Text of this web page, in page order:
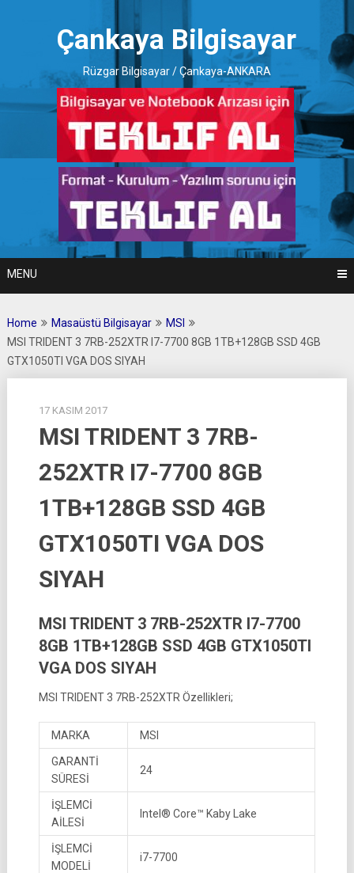
Çankaya Bilgisayar
Rüzgar Bilgisayar / Çankaya-ANKARA
MENU
Home Masaüstü Bilgisayar
MSI
MSI TRIDENT 3 7RB-252XTR I7-7700 8GB 1TB+128GB SSD 4GB
GTX1050TI VGA DOS SIYAH
17 KASIM 2017
MSI TRIDENT 3 7RB-
252XTR I7-7700 8GB
1TB+128GB SSD 4GB
GTX1050TI VGA DOS
SIYAH
MSI TRIDENT 3 7RB-252XTR I7-7700
8GB 1TB+128GB SSD 4GB GTX1050TI
VGA DOS SIYAH
MSI TRIDENT 3 7RB-252XTR Özellikleri;
MARKA MSI
GARANTİ
SÜRESİ
24
İŞLEMCİ
AİLESİ
Intel® Core™ Kaby Lake
İŞLEMCİ
MODELİ
i7-7700